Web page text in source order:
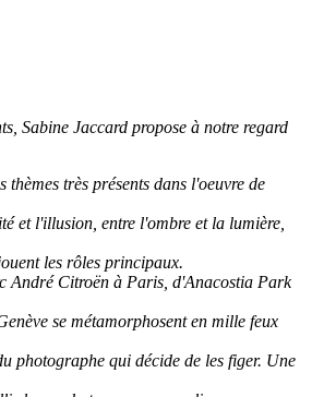
Sabine Jaccard propose à notre regard
thèmes très présents dans l'oeuvre de
et l'illusion, entre l'ombre et la lumière,
les rôles principaux.
André Citroën à Paris, d'Anacostia Park
se métamorphosent en mille feux
photographe qui décide de les figer. Une